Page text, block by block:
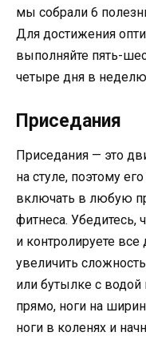
мы собрали 6
Для достижения
выполняйте пять-
четыре дня в
Приседания
Приседания — это
на стуле, поэтому
включать в любую
фитнеса. Убедитесь,
и контролируете
увеличить
или бутылке с
прямо, ноги на
ноги в коленях и